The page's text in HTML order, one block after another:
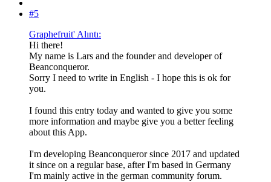
#5
Graphefruit' Alıntı:
Hi there!
My name is Lars and the founder and developer of
Beanconqueror.
Sorry I need to write in English - I hope this is ok for
you.
I found this entry today and wanted to give you some
more information and maybe give you a better feeling
about this App.
I'm developing Beanconqueror since 2017 and updated
it since on a regular base, after I'm based in Germany
I'm mainly active in the german community forum.